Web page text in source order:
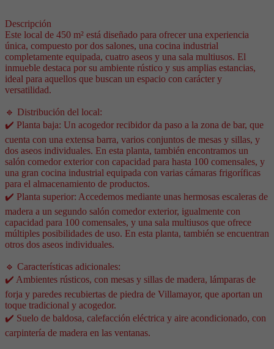
Descripción
Este local de 450 m² está diseñado para ofrecer una experiencia
única, compuesto por dos salones, una cocina industrial
completamente equipada, cuatro aseos y una sala multiusos. El
inmueble destaca por su ambiente rústico y sus amplias estancias,
ideal para aquellos que buscan un espacio con carácter y
versatilidad.
🔹 Distribución del local:
✔️ Planta baja: Un acogedor recibidor da paso a la zona de bar, que
cuenta con una extensa barra, varios conjuntos de mesas y sillas, y
dos aseos individuales. En esta planta, también encontramos un
salón comedor exterior con capacidad para hasta 100 comensales, y
una gran cocina industrial equipada con varias cámaras frigoríficas
para el almacenamiento de productos.
✔️ Planta superior: Accedemos mediante unas hermosas escaleras de
madera a un segundo salón comedor exterior, igualmente con
capacidad para 100 comensales, y una sala multiusos que ofrece
múltiples posibilidades de uso. En esta planta, también se encuentran
otros dos aseos individuales.
🔹 Características adicionales:
✔️ Ambientes rústicos, con mesas y sillas de madera, lámparas de
forja y paredes recubiertas de piedra de Villamayor, que aportan un
toque tradicional y acogedor.
✔️ Suelo de baldosa, calefacción eléctrica y aire acondicionado, con
carpintería de madera en las ventanas.